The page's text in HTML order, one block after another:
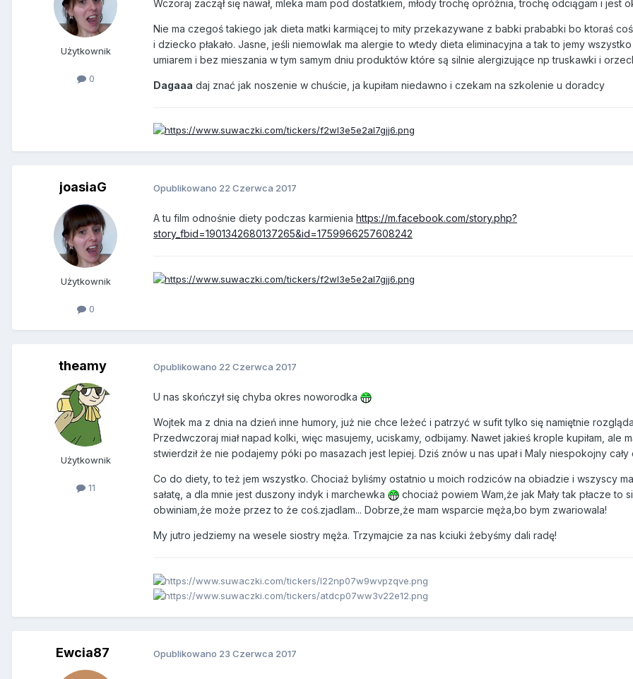
Użytkownik
0
Wczoraj zaczął się nawał, mleka mam pod dostatkiem, młody trochę opróżnia, trochę odciągam i jest
Nie ma czegoś takiego jak dieta matki karmiącej to mity przekazywane z babki prababki bo ktoraś coś
i dziecko płakało. Jasne, jeśli niemowlak ma alergie to wtedy dieta eliminacyjna a tak to jemy
umiarem i bez mieszania w tym samym dniu produktów które są silnie alergizujące np truskawki i
Dagaaa daj znać jak noszenie w chuście, ja kupiłam niedawno i czekam na szkolenie u doradcy
joasiaG
Użytkownik
0
Opublikowano 22 Czerwca 2017
A tu film odnośnie diety podczas karmienia https://m.facebook.com/story.php?
story_fbid=1901342680137265&id=1759966257608242
theamy
Użytkownik
11
Opublikowano 22 Czerwca 2017
U nas skończył się chyba okres noworodka
Wojtek ma z dnia na dzień inne humory, już nie chce leżeć i patrzyć w sufit tylko się namiętnie
Przedwczoraj miał napad kolki, więc masujemy, uciskamy, odbijamy. Nawet jakieś krople kupiłam, ale
stwierdził że nie podajemy póki po masazach jest lepiej. Dziś znów u nas upał i Maly niespokojny cały
Co do diety, to też jem wszystko. Chociaż byliśmy ostatnio u moich rodziców na obiadzie i wszyscy
sałatę, a dla mnie jest duszony indyk i marchewka
chociaż powiem Wam,że jak Mały tak płacze to
obwiniam,że może przez to że coś.zjadlam... Dobrze,że mam wsparcie męża,bo bym zwariowala!
My jutro jedziemy na wesele siostry męża. Trzymajcie za nas kciuki żebyśmy dali radę!
Ewcia87 Opublikowano 23 Czerwca 2017